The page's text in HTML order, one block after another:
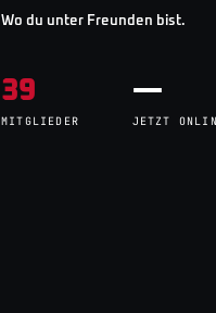
Wo du unter Freunden bist.
39
MITGLIEDER
—
JETZT